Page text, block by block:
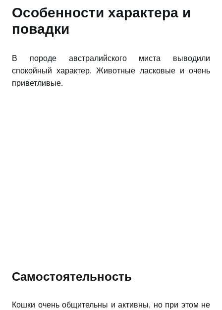
Особенности характера и
повадки
В породе австралийского миста выводили
спокойный характер. Животные ласковые и очень
приветливые.
Самостоятельность
Кошки очень общительны и активны, но при этом не